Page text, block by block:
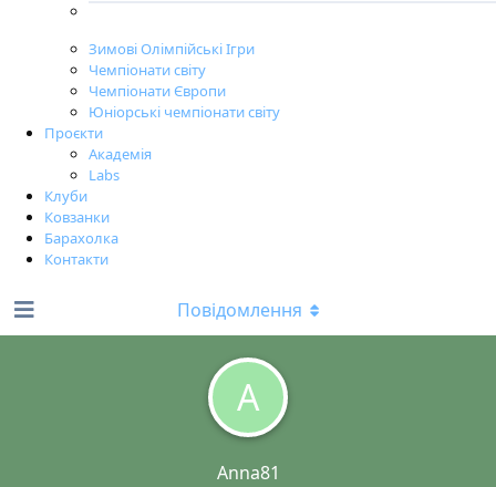
Зимові Олімпійські Ігри
Чемпіонати світу
Чемпіонати Європи
Юніорські чемпіонати світу
Проєкти
Академія
Labs
Клуби
Ковзанки
Барахолка
Контакти
A
Anna81
Повідомлення